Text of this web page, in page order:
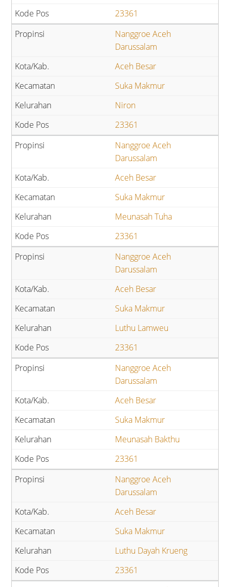
23361
Nanggroe Aceh
Darussalam
Aceh Besar
Suka Makmur
Niron
23361
Nanggroe Aceh
Darussalam
Aceh Besar
Suka Makmur
Meunasah Tuha
23361
Nanggroe Aceh
Darussalam
Aceh Besar
Suka Makmur
Luthu Lamweu
23361
Nanggroe Aceh
Darussalam
Aceh Besar
Suka Makmur
Meunasah Bakthu
23361
Nanggroe Aceh
Darussalam
Aceh Besar
Suka Makmur
Luthu Dayah Krueng
23361